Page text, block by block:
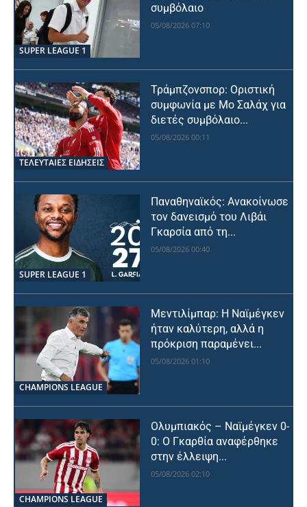
SUPER LEAGUE 1
συμβόλαιο
05/08/2026 07:10
ΤΕΛΕΥΤΑΙΕΣ ΕΙΔΗΣΕΙΣ
Τράμπζονσπορ: Οριστική
συμφωνία με Μο Σαλάχ για
διετές συμβόλαιο...
05/08/2026 00:11
SUPER LEAGUE 1
Παναθηναϊκός: Ανακοίνωσε
τον δανεισμό του Λιβάι
Γκαρσία από τη...
05/08/2026 00:40
CHAMPIONS LEAGUE
Μεντιλίμπαρ: Η Ναϊμέγκεν
ήταν καλύτερη, αλλά η
πρόκριση παραμένει...
05/08/2026 01:10
CHAMPIONS LEAGUE
Ολυμπιακός – Ναϊμέγκεν 0-
0: Ο Γκαρθία αναφέρθηκε
στην έλλειψη...
05/08/2026 02:10